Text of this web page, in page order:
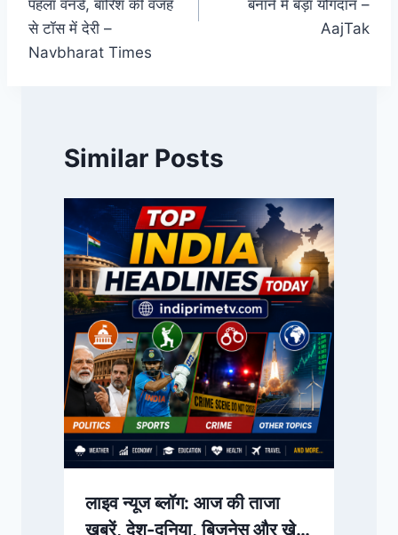
पहला वनडे, बारिश की वजह
से टॉस में देरी –
Navbharat Times
बनाने में बड़ा योगदान –
AajTak
Similar Posts
लाइव न्यूज ब्लॉग: आज की ताजा
खबरें, देश-दुनिया, बिजनेस और खेल